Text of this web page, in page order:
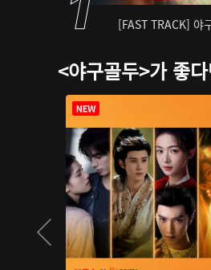
[FAST TRACK] 야
<야구골두>가 좋